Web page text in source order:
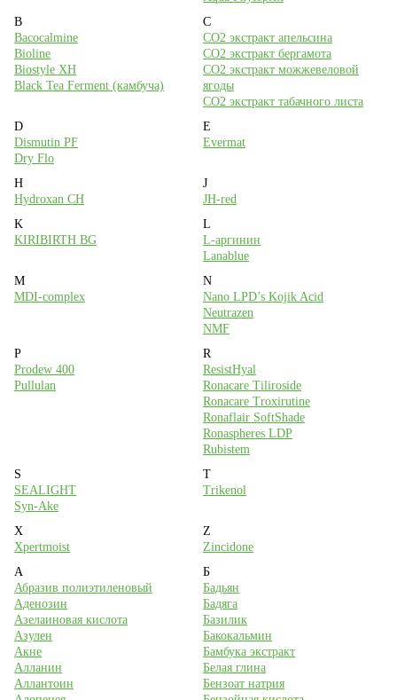
с 10:00 до 18:00 (пн-пт)
Москва, ул. Большая Академическая, дом 15к1 (м. Войковская)
Наши соцсети
Мы принимаем к оплате
B
Bacocalmine
Bioline
Biostyle XH
Black Tea Ferment (камбуча)
C
CO2 экстракт апельсина
CO2 экстракт бергамота
CO2 экстракт можжевеловой
ягоды
CO2 экстракт табачного листа
D
Dismutin PF
Dry Flo
E
Evermat
H
Hydroxan CH
J
JH-red
K
KIRIBIRTH BG
L
L-аргинин
Lanablue
M
MDI-complex
N
Nano LPD’s Kojik Acid
Neutrazen
NMF
P
Prodew 400
Pullulan
R
ResistHyal
Ronacare Tiliroside
Ronacare Troxirutine
Ronaflair SoftShade
Ronaspheres LDP
Rubistem
S
SEALIGHT
Syn-Ake
T
Trikenol
X
Xpertmoist
Z
Zincidone
А
Абразив полиэтиленовый
Аденозин
Азелаиновая кислота
Азулен
Акне
Алланин
Аллантоин
Б
Бадьян
Бадяга
Базилик
Бакокальмин
Бамбука экстракт
Белая глина
Бензоат натрия